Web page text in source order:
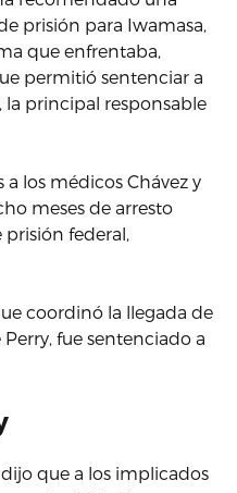
prisión para Iwamasa,
que enfrentaba,
permitió sentenciar a
la principal responsable
a los médicos Chávez y
meses de arresto
prisión federal,
coordinó la llegada de
fue sentenciado a
que a los implicados